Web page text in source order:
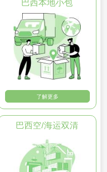
巴西本地小包
了解更多
巴西空/海运双清